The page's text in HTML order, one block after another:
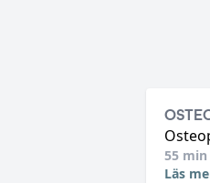
55 min
Läs